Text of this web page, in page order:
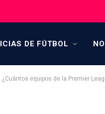
DE FÚTBOL
¿Cuántos equipos de la Premier